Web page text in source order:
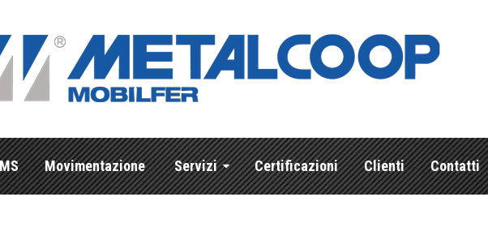
Movimentazione Servizi Certificazioni Clienti Contatti